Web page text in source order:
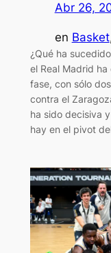
Abr 26,
en Basket
¿Qué ha
el Real Madrid
fase, con sólo
contra el
ha sido decisiva
hay en el pivot